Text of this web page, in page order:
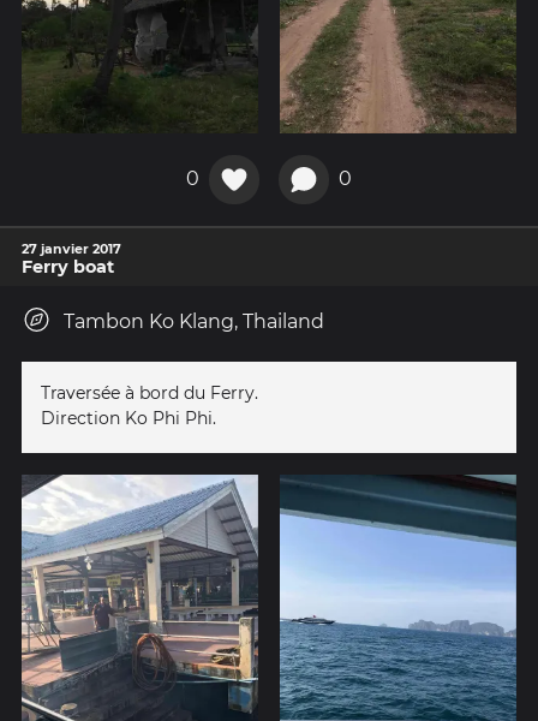
0 0
27 janvier 2017
Ferry boat
Tambon Ko Klang, Thailand
Traversée à bord du Ferry.
Direction Ko Phi Phi.